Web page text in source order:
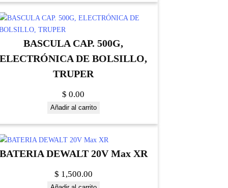
BASCULA CAP. 500G,
ELECTRÓNICA DE BOLSILLO,
TRUPER
$ 0.00
Añadir al carrito
DEWALT 20V Max XR
$ 1,500.00